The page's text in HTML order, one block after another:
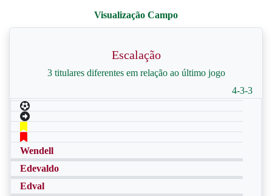
Escalação
3 titulares diferentes em relação ao último jogo
4-3-3
Wendell
Edevaldo
Edval